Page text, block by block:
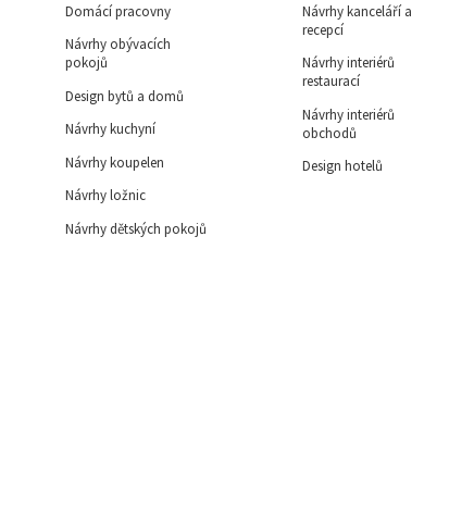
Domácí pracovny
Návrhy obývacích
pokojů
Design bytů a domů
Návrhy kuchyní
Návrhy koupelen
Návrhy ložnic
Návrhy dětských pokojů
Návrhy kanceláří a
recepcí
Návrhy interiérů
restaurací
Návrhy interiérů
obchodů
Design hotelů